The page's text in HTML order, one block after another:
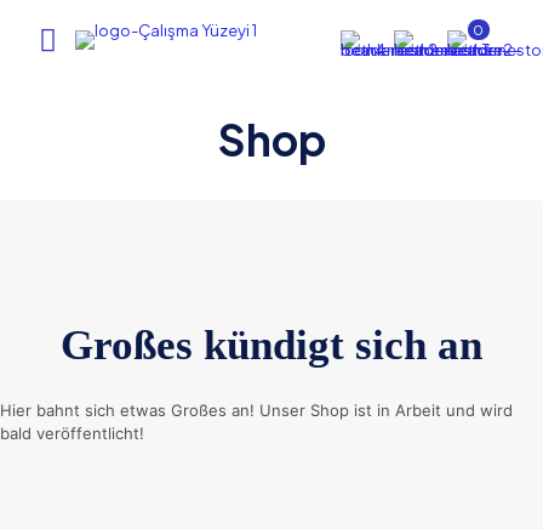
0
Shop
Großes kündigt sich an
Hier bahnt sich etwas Großes an! Unser Shop ist in Arbeit und wird
bald veröffentlicht!